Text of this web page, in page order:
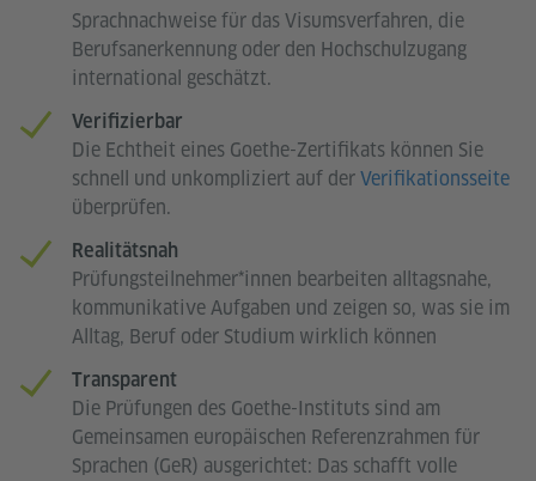
Sprachnachweise für das Visumsverfahren, die
Berufsanerkennung oder den Hochschulzugang
international geschätzt.
Verifizierbar
Die Echtheit eines Goethe-Zertifikats können Sie
schnell und unkompliziert auf derVerifikationsseite
überprüfen.
Realitätsnah
Prüfungsteilnehmer*innen bearbeiten alltagsnahe,
kommunikative Aufgaben und zeigen so, was sie im
Alltag, Beruf oder Studium wirklich können
Transparent
Die Prüfungen des Goethe-Instituts sind am
Gemeinsamen europäischen Referenzrahmen für
Sprachen (GeR) ausgerichtet: Das schafft volle